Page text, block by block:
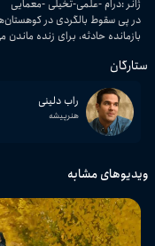
ژانر :درام علمی-تخیلی معمایی
در پی سقوط بالگردی در
بازمانده حادثه، برای زنده
ستارگان
راب دلینی
هنرپیشه
ویدیوهای مشابه